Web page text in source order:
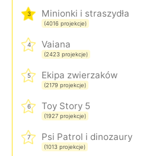
3 Minionki i straszydła
(4016 projekcje)
4 Vaiana
(2423 projekcje)
5 Ekipa zwierzaków
(2179 projekcje)
6 Toy Story 5
(1927 projekcje)
7 Psi Patrol i dinozaury
(1013 projekcje)